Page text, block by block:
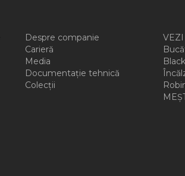
Despre companie
Carieră
Media
Documentație tehnică
Colecții
VEZI